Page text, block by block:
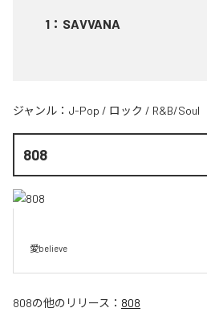
1 ： SAVVANA
ジャンル： J-Pop / ロック / R&B/Soul
808
愛believe
808の他のリリース： 808